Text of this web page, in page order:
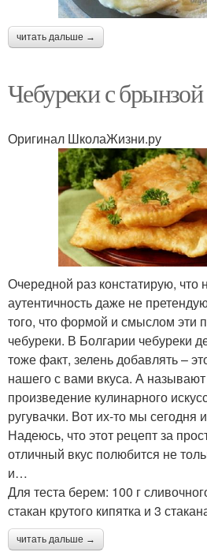
читать дальше →
Чебуреки с
Оригинал ШколаЖизни.ру
Очередной раз констатирую, что
аутентичность даже не
того, что формой и смыслом эти
чебуреки. В Болгарии чебуреки
тоже факт, зелень добавлять –
нашего с вами вкуса. А называют
произведение кулинарного
ругувачки. Вот их-то мы сегодня
Надеюсь, что этот рецепт за
отличный вкус полюбится не
и…
Для теста берем: 100 г
стакан крутого кипятка и 3
читать дальше →